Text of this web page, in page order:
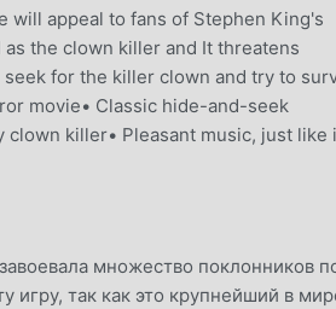
will appeal to fans of Stephen King's
the clown killer and It threatens
for the killer clown and try to
movie• Classic hide-and-seek
killer• Pleasant music, just like
множество поклонников
игру, так как это крупнейший в